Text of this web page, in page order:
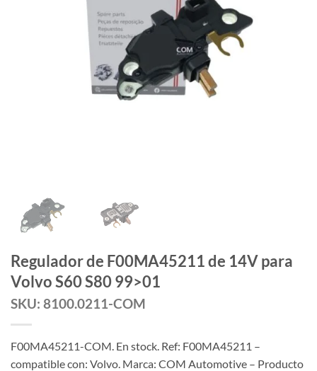
Regulador de F00MA45211 de 14V para
Volvo S60 S80 99>01
SKU: 8100.0211-COM
F00MA45211-COM. En stock. Ref: F00MA45211 –
compatible con: Volvo. Marca: COM Automotive – Producto